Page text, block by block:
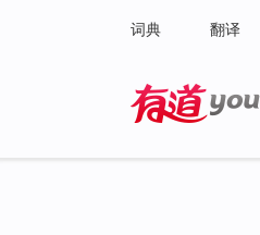
词典 翻译